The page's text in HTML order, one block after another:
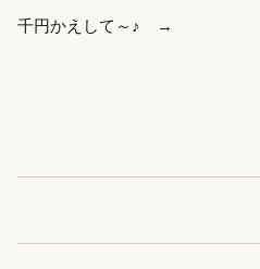
千円かえして～♪ →